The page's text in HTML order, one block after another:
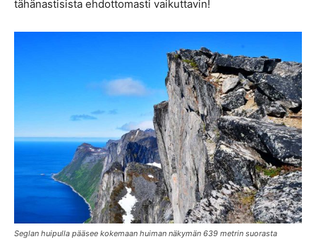
tähänastisista ehdottomasti vaikuttavin!
Seglan huipulla pääsee kokemaan huiman näkymän 639 metrin suorasta